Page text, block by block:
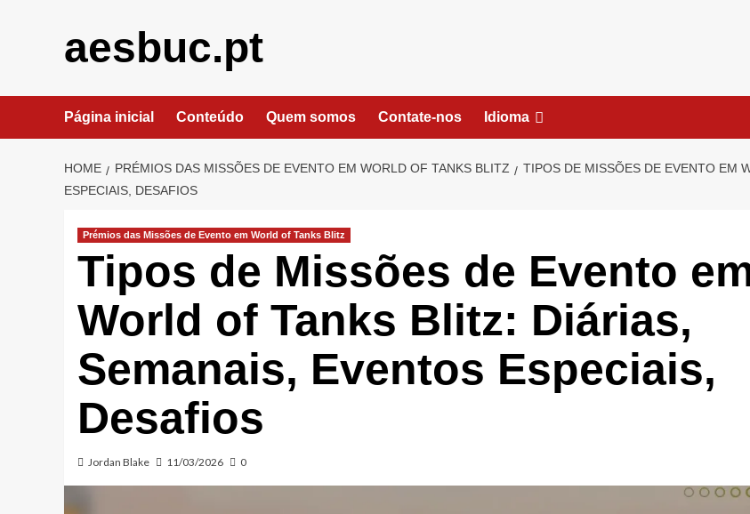
aesbuc.pt
Página inicial Conteúdo Quem somos Contate-nos Idioma
HOME PRÉMIOS DAS MISSÕES DE EVENTO EM WORLD OF TANKS BLITZ
TIPOS DE MISSÕES DE EVENTO EM
ESPECIAIS, DESAFIOS
Prémios das Missões de Evento em World of Tanks Blitz
Tipos de Missões de Evento
World of Tanks Blitz: Diárias,
Semanais, Eventos Especiais,
Desafios
Jordan Blake 11/03/2026 0